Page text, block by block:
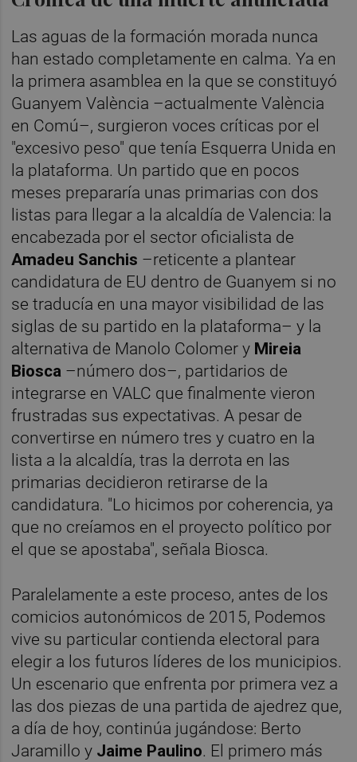
Las aguas de la formación morada nunca
han estado completamente en calma. Ya en
la primera asamblea en la que se constituyó
Guanyem València –actualmente València
en Comú–, surgieron voces críticas por el
"excesivo peso" que tenía Esquerra Unida en
la plataforma. Un partido que en pocos
meses prepararía unas primarias con dos
listas para llegar a la alcaldía de Valencia: la
encabezada por el sector oficialista de
Amadeu Sanchis –reticente a plantear
candidatura de EU dentro de Guanyem si no
se traducía en una mayor visibilidad de las
siglas de su partido en la plataforma– y la
alternativa de Manolo Colomer y Mireia
Biosca –número dos–, partidarios de
integrarse en VALC que finalmente vieron
frustradas sus expectativas. A pesar de
convertirse en número tres y cuatro en la
lista a la alcaldía, tras la derrota en las
primarias decidieron retirarse de la
candidatura. "Lo hicimos por coherencia, ya
que no creíamos en el proyecto político por
el que se apostaba", señala Biosca.
Paralelamente a este proceso, antes de los
comicios autonómicos de 2015, Podemos
vive su particular contienda electoral para
elegir a los futuros líderes de los municipios.
Un escenario que enfrenta por primera vez a
las dos piezas de una partida de ajedrez que,
a día de hoy, continúa jugándose: Berto
Jaramillo y Jaime Paulino. El primero más